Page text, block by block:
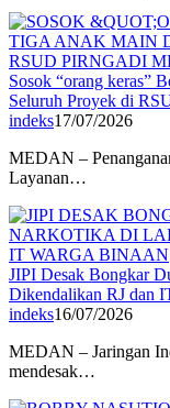
Sosok “orang keras”
Seluruh Proyek di
indeks17/07/2026
MEDAN –
Layanan…
JIPI Desak Bongkar
Dikendalikan RJ dan
indeks16/07/2026
MEDAN – Jaringan
mendesak…